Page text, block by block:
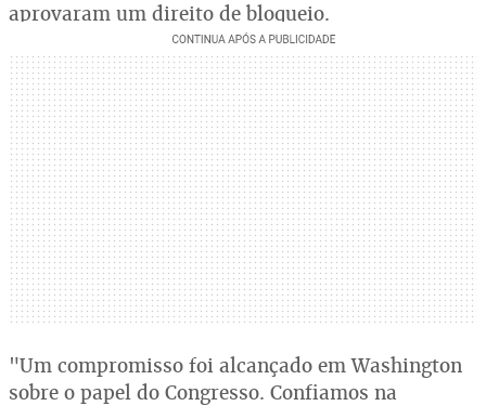
aprovaram um direito de bloqueio.
"Um compromisso foi alcançado em Washington
sobre o papel do Congresso. Confiamos na